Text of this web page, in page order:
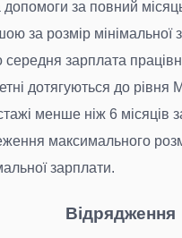
допомоги за повний
за розмір мінімальної
середня зарплата
дотягуються до рівня
менше ніж 6 місяців
максимального
зарплати.
Відрядження